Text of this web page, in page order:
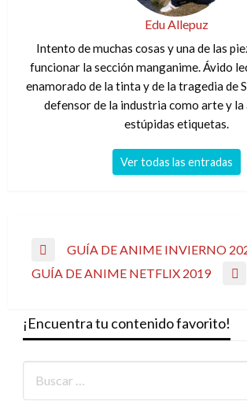
Edu Allepuz
Intento de muchas cosas y una de las
funcionar la sección manganime. Ávido
enamorado de la tinta y de la tragedia de
defensor de la industria como arte y la
estúpidas etiquetas.
Ver todas las entradas
Navegación
de
Entrada
anterior
GUÍA DE ANIME INVIERNO
Entrada
GUÍA DE ANIME NETFLIX 2019
¡Encuentra tu contenido favorito!